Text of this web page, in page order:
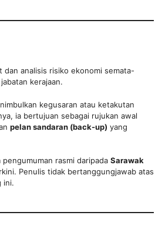
analisis risiko ekonomi semata-
kerajaan.
kegusaran atau ketakutan
ia bertujuan sebagai rujukan awal
pelan sandaran (back-up) yang
rasmi daripada Sarawak
Penulis tidak bertanggungjawab atas
ini.